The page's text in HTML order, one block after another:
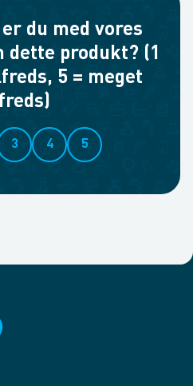
du med vores
dette produkt? (1
5 = meget
3 4 5